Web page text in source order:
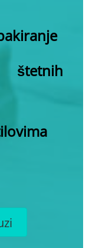
štetnih